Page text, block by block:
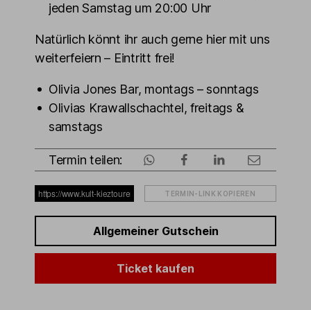
jeden Samstag um 20:00 Uhr
Natürlich könnt ihr auch gerne hier mit uns
weiterfeiern – Eintritt frei!
Olivia Jones Bar, montags – sonntags
Olivias Krawallschachtel, freitags &
samstags
Termin teilen:
TERMIN-LINK KOPIEREN
Allgemeiner Gutschein
Ticket kaufen